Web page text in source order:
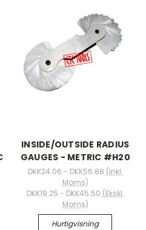
INSIDE/OUTSIDE RADIUS
GAUGES - METRIC #H20
DKK24.06 - DKK56.88 (Inkl.
Moms)
DKK19.25 - DKK45.50 (Ekskl.
Moms)
Hurtigvisning